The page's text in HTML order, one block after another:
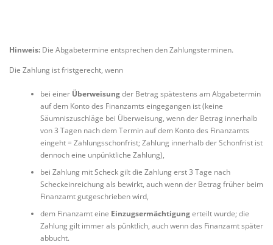
Hinweis: Die Abgabetermine entsprechen den Zahlungsterminen.
Die Zahlung ist fristgerecht, wenn
bei einer Überweisungder Betrag spätestens am Abgabetermin
auf dem Konto des Finanzamts eingegangen ist (keine
Säumniszuschläge bei Überweisung, wenn der Betrag innerhalb
von 3 Tagen nach dem Termin auf dem Konto des Finanzamts
eingeht = Zahlungsschonfrist; Zahlung innerhalb der Schonfrist ist
dennoch eine unpünktliche Zahlung),
bei Zahlung mit Scheck gilt die Zahlung erst 3 Tage nach
Scheckeinreichung als bewirkt, auch wenn der Betrag früher beim
Finanzamt gutgeschrieben wird,
dem Finanzamt eine Einzugsermächtigungerteilt wurde; die
Zahlung gilt immer als pünktlich, auch wenn das Finanzamt später
abbucht.